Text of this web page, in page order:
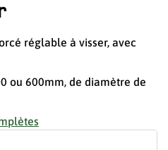
réglable à visser, avec
ou 600mm, de diamètre de